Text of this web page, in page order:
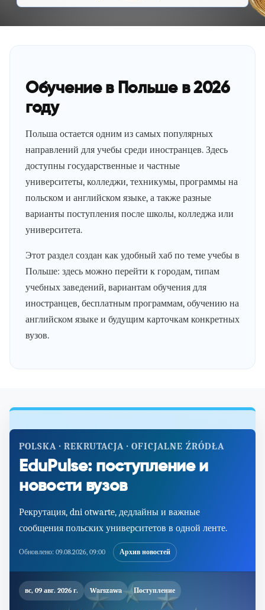
Обучение в Польше в 2026
году
Польша остается одним из самых популярных
направлений для учебы среди иностранцев. Здесь
доступны государственные и частные
университеты, колледжи, техникумы, программы на
польском и английском языке, а также разные
варианты поступления после школы, колледжа или
университета.
Этот раздел создан как удобный хаб по теме учебы в
Польше: здесь можно перейти к городам, типам
учебных заведений, вариантам обучения для
иностранцев, бесплатным программам, обучению на
английском языке и будущим карточкам конкретных
вузов.
POLSKA · REKRUTACJA · OFICJALNE ŹRÓDŁA
EduPulse: поступление и
новости вузов
Рекрутация, dni otwarte, дедлайны и важные
сообщения польских университетов в одной ленте.
Обновлено: 09.08.2026, 09:00 Архив новостей
вс, 09 авг. 2026 г. Warszawa Поступление